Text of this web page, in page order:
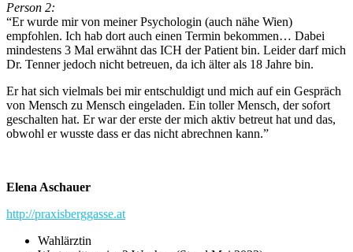
Person 2:
“Er wurde mir von meiner Psychologin (auch nähe Wien)
empfohlen. Ich hab dort auch einen Termin bekommen… Dabei
mindestens 3 Mal erwähnt das ICH der Patient bin. Leider darf mich
Dr. Tenner jedoch nicht betreuen, da ich älter als 18 Jahre bin.
Er hat sich vielmals bei mir entschuldigt und mich auf ein Gespräch
von Mensch zu Mensch eingeladen. Ein toller Mensch, der sofort
geschalten hat. Er war der erste der mich aktiv betreut hat und das,
obwohl er wusste dass er das nicht abrechnen kann.”
Elena Aschauer
http://praxisberggasse.at
Wahlärztin